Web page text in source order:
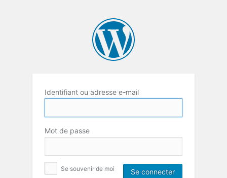
Identifiant ou adresse e-mail
Mot de passe
Se souvenir de moi